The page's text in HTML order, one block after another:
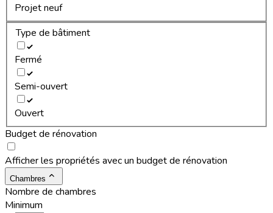
Projet neuf
Type de bâtiment
Fermé
Semi-ouvert
Ouvert
Budget de rénovation
Afficher les propriétés avec un budget de rénovation
Chambres
Nombre de chambres
Minimum